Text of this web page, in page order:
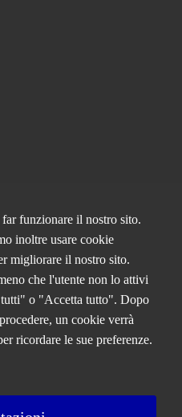
A SOCIO
329907 -
n. 01273640522, REA n.
funzionare il nostro sito.
inoltre usare cookie
migliorare il nostro sito.
che l'utente non lo attivi
o "Accetta tutto". Dopo
un cookie verrà
ricordare le sue preferenze.